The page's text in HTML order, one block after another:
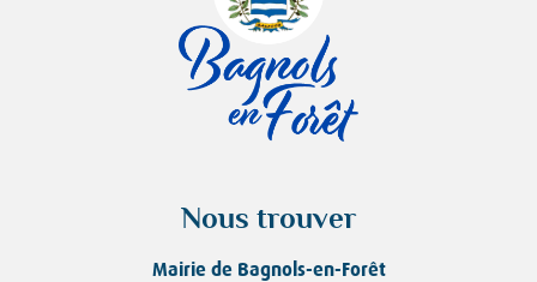
Nous trouver
Mairie de Bagnols-en-Forêt